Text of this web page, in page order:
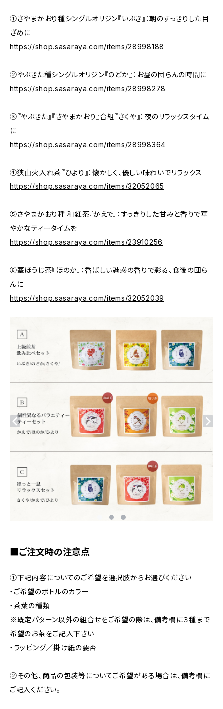
①さやまかおり種シングルオリジン『いぶき』：朝のすっきりした目
ざめに
https://shop.sasaraya.com/items/28998188
②やぶきた種シングルオリジン『のどか』：お昼の団らんの時間に
https://shop.sasaraya.com/items/28998278
③『やぶきた』『さやまかおり』合組『さくや』：夜のリラックスタイム
に
https://shop.sasaraya.com/items/28998364
④狭山火入れ茶『ひより』：懐かしく、優しい味わいでリラックス
https://shop.sasaraya.com/items/32052065
⑤さやまかおり種 和紅茶『かえで』：すっきりした甘みと香りで華
やかなティータイムを
https://shop.sasaraya.com/items/23910256
⑥茎ほうじ茶『ほのか』：香ばしい魅惑の香りで彩る、食後の団ら
んに
https://shop.sasaraya.com/items/32052039
■ご注文時の注意点
①下記内容についてのご希望を選択肢からお選びください
・ご希望のボトルのカラー
・茶葉の種類
※既定パターン以外の組合せをご希望の際は、備考欄に３種まで
希望のお茶をご記入下さい
・ラッピング／掛け紙の要否
②その他、商品の包装等についてご希望がある場合は、備考欄に
ご記入ください。